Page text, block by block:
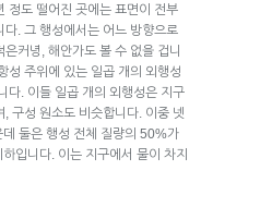
정도 떨어진 곳에는 표면이 전부
. 그 행성에서는 어느 방향으로
커녕, 해안가도 볼 수 없을 겁니
성 주위에 있는 일곱 개의 외행성
다. 이들 일곱 개의 외행성은 지구
구성 원소도 비슷합니다. 이중 넷
둘은 행성 전체 질량의 50%가
입니다. 이는 지구에서 물이 차지